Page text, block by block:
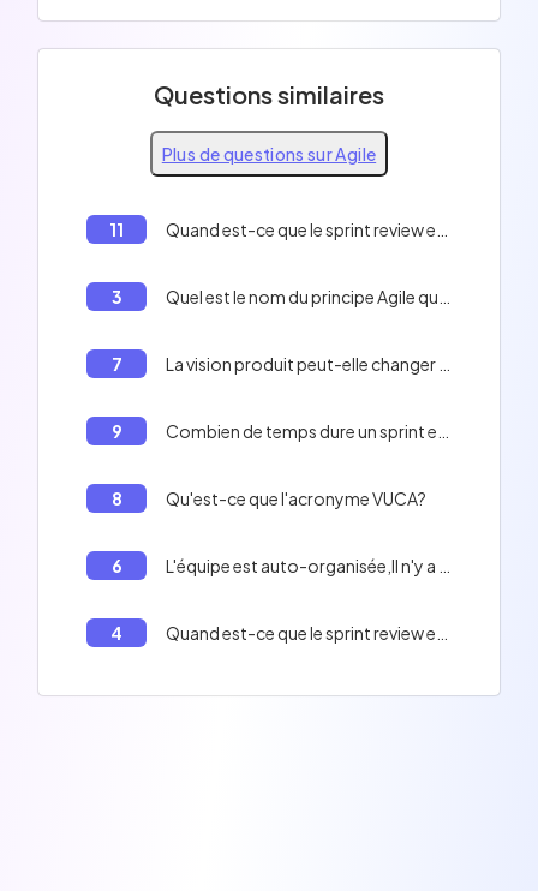
Questions similaires
Plus de questions sur Agile
11
3
7
9
8 Qu'est-ce que l'acronyme VUCA?
6
4